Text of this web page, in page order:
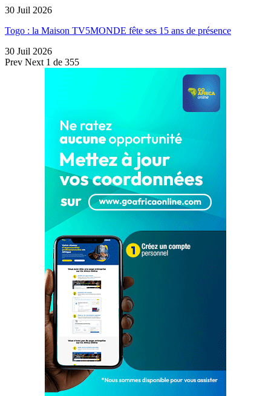
30 Juil 2026
Togo : la Maison TV5MONDE fête ses 15 ans de présence
30 Juil 2026
Prev Next 1 de 355